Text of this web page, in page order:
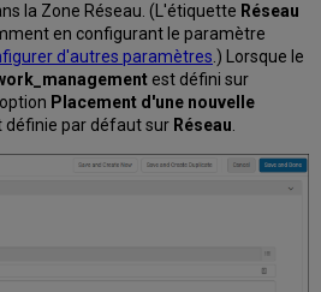
la Zone Réseau. (L'étiquette Réseau
en configurant le paramètre
d'autres paramètres.) Lorsque le
est défini sur
Placement d'une nouvelle
par défaut sur Réseau.